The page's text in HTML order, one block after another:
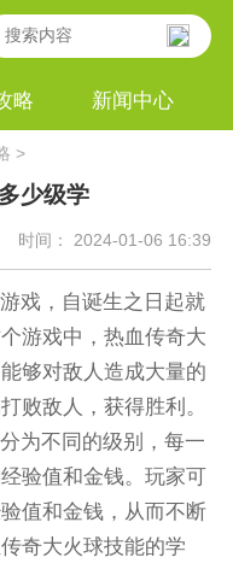
略 新闻中心
>
少级学
时间： 2024-01-06 16:39
戏，自诞生之日起就
游戏中，热血传奇大
够对敌人造成大量的
败敌人，获得胜利。
为不同的级别，每一
验值和金钱。玩家可
值和金钱，从而不断
奇大火球技能的学